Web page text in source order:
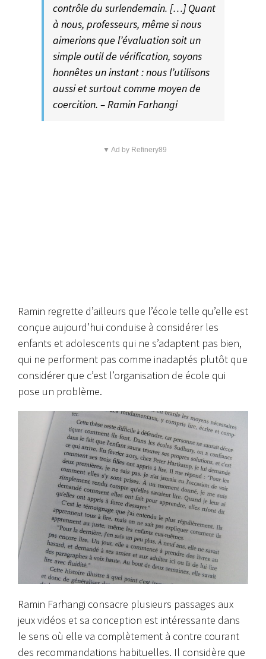
contrôle du surlendemain. […] Quant
à nous, professeurs, même si nous
aimerions que l’évaluation soit un
simple outil de vérification, soyons
honnêtes un instant : nous l’utilisons
aussi et surtout comme moyen de
coercition. – Ramin Farhangi
▼ Ad by Refinery89
Ramin regrette d’ailleurs que l’école telle qu’elle est
conçue aujourd’hui conduise à considérer les
enfants et adolescents qui ne s’adaptent pas bien,
qui ne performent pas comme inadaptés plutôt que
considérer que c’est l’organisation de école qui
pose un problème.
Ramin Farhangi consacre plusieurs passages aux
jeux vidéos et sa conception est intéressante dans
le sens où elle va complètement à contre courant
des recommandations habituelles. Il considère que